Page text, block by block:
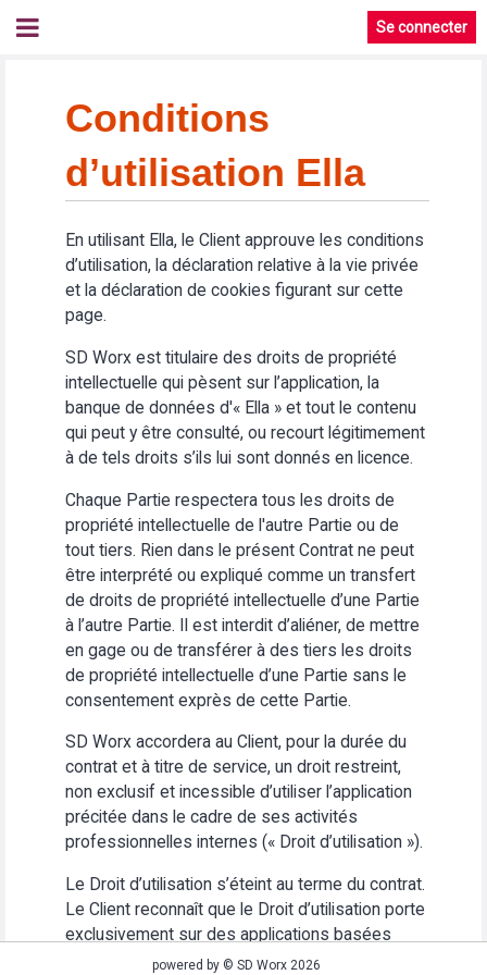
Se connecter
Conditions
d’utilisation Ella
En utilisant Ella, le Client approuve les conditions
d’utilisation, la déclaration relative à la vie privée
et la déclaration de cookies figurant sur cette
page.
SD Worx est titulaire des droits de propriété
intellectuelle qui pèsent sur l’application, la
banque de données d'« Ella » et tout le contenu
qui peut y être consulté, ou recourt légitimement
à de tels droits s’ils lui sont donnés en licence.
Chaque Partie respectera tous les droits de
propriété intellectuelle de l'autre Partie ou de
tout tiers. Rien dans le présent Contrat ne peut
être interprété ou expliqué comme un transfert
de droits de propriété intellectuelle d’une Partie
à l’autre Partie. Il est interdit d’aliéner, de mettre
en gage ou de transférer à des tiers les droits
de propriété intellectuelle d’une Partie sans le
consentement exprès de cette Partie.
SD Worx accordera au Client, pour la durée du
contrat et à titre de service, un droit restreint,
non exclusif et incessible d’utiliser l’application
précitée dans le cadre de ses activités
professionnelles internes (« Droit d’utilisation »).
Le Droit d’utilisation s’éteint au terme du contrat.
Le Client reconnaît que le Droit d’utilisation porte
exclusivement sur des applications basées
Web. Le Client s’abstiendra (i) d’utiliser
powered by © SD Worx 2026